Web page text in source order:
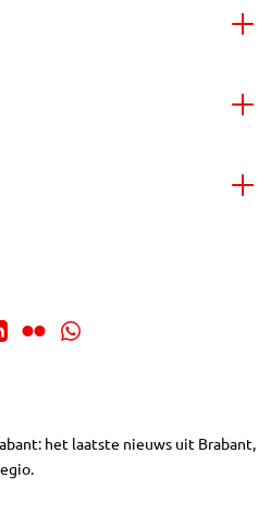
het laatste nieuws uit Brabant,